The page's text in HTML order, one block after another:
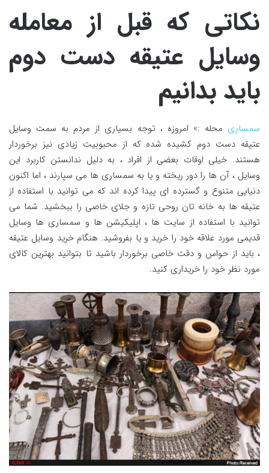
نکاتی که قبل از معامله
وسایل عتیقه دست دوم
باید بدانیم
سمساری محله :» امروزه ، توجه بسیاری از مردم به سمت وسایل
عتیقه دست دوم کشیده شده که از محبوبیت زیادی نیز برخوردار
هستند. خیلی اوقات بعضی از افراد ، به دلیل ندانستن کاربرد این
وسایل ، آن ها را دور ریخته و یا به سمساری ها می سپارند ، اما اکنون
دنیایی متنوع و گسترده ای پیدا کرده اند که می توانید با استفاده از
عتیقه ها به خانه تان روحی تازه و جلای خاصی را ببخشید. شما می
توانید با استفاده از سایت ها ، اپلیکیشن ها و سمساری ها وسایل
قدیمی مورد علاقه خود را خرید و یا بفروشید. هنگام خرید وسایل عتیقه
، باید از حواس و دقت خاصی برخوردار باشید تا بتوانید بهترین کالای
مورد نظر خود را خریداری کنید.